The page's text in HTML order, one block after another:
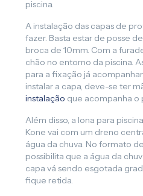
piscina.
A instalação das capas de
fazer. Basta estar de posse
broca de 10mm. Com a
chão no entorno da piscina.
para a fixação já
instalar a capa, deve-se ter
instalação que acompanha o
Além disso, a lona para
Kone vai com um dreno
água da chuva. No formato
possibilita que a água da
capa vá sendo esgotada
fique retida.